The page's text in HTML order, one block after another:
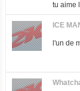
tu aime
ICE
l'un de